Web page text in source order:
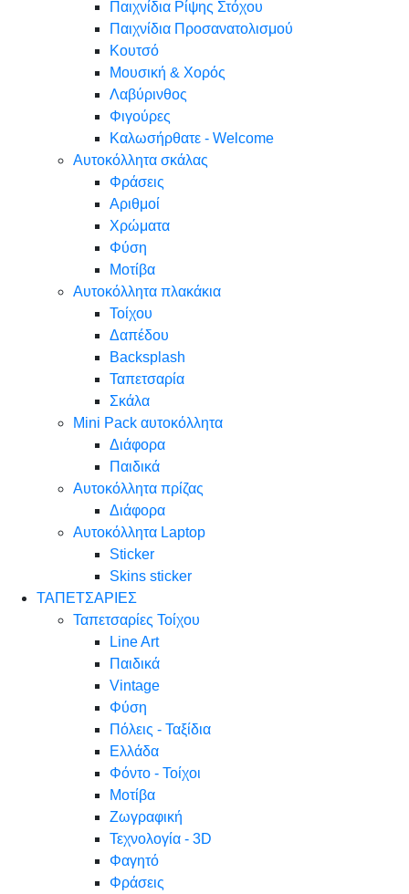
Παιχνίδια Ρίψης Στόχου
Παιχνίδια Προσανατολισμού
Κουτσό
Μουσική & Χορός
Λαβύρινθος
Φιγούρες
Καλωσήρθατε - Welcome
Αυτοκόλλητα σκάλας
Φράσεις
Αριθμοί
Χρώματα
Φύση
Μοτίβα
Αυτοκόλλητα πλακάκια
Τοίχου
Δαπέδου
Backsplash
Ταπετσαρία
Σκάλα
Mini Pack αυτοκόλλητα
Διάφορα
Παιδικά
Αυτοκόλλητα πρίζας
Διάφορα
Αυτοκόλλητα Laptop
Sticker
Skins sticker
ΤΑΠΕΤΣΑΡΙΕΣ
Ταπετσαρίες Τοίχου
Line Art
Παιδικά
Vintage
Φύση
Πόλεις - Ταξίδια
Ελλάδα
Φόντο - Τοίχοι
Μοτίβα
Ζωγραφική
Τεχνολογία - 3D
Φαγητό
Φράσεις